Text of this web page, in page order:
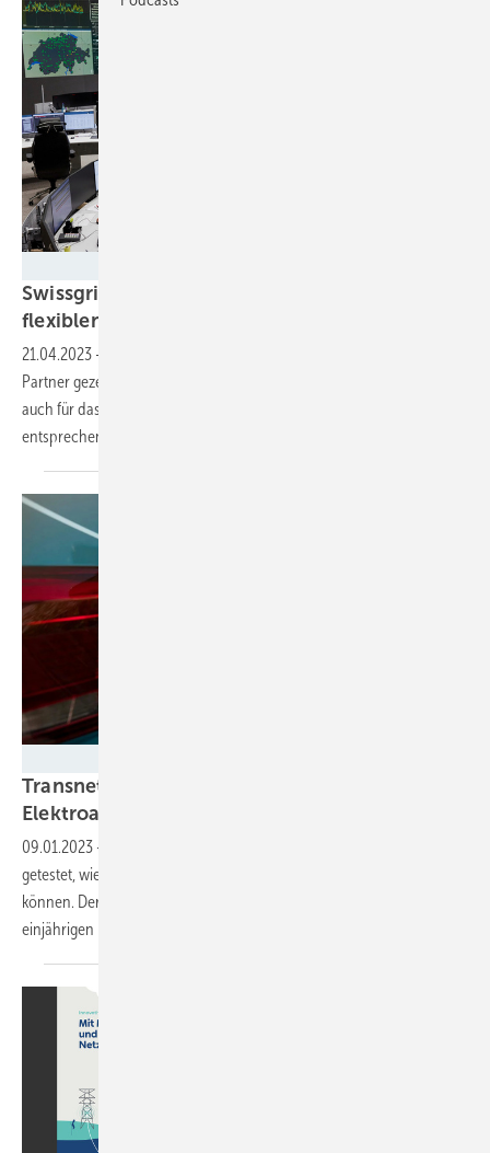
Swissgrid und EWZ haben Koordination von
flexiblen Lasten erfolgreich
21.04.2023 -
Partner gezeigt, dass flexible Lasten sowohl für das Übertragungs- als
auch für das Verteilnetz genutzt werden können. Voraussetzung ist die
entsprechende
Transnet BW zeigt: Regelenergie geht auch mit
Elektroautos
09.01.2023 -
getestet, wie und mit welche Qualität diese Regelleistung bereitstellen
können. Der Übertragungsnetzbetreiber zieht ein positives Fazit des
einjährigen